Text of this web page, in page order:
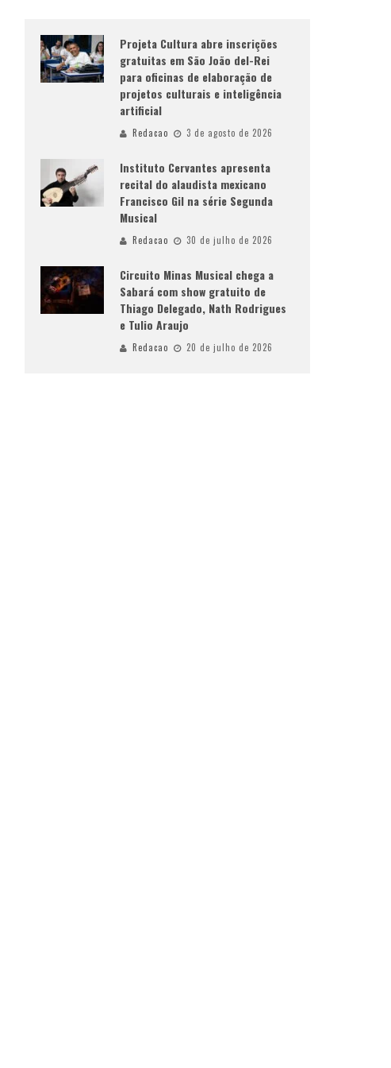
Projeta Cultura abre inscrições
gratuitas em São João del-Rei
para oficinas de elaboração de
projetos culturais e inteligência
artificial
Redacao 3 de agosto de 2026
Instituto Cervantes apresenta
recital do alaudista mexicano
Francisco Gil na série Segunda
Musical
Redacao 30 de julho de 2026
Circuito Minas Musical chega a
Sabará com show gratuito de
Thiago Delegado, Nath Rodrigues
e Tulio Araujo
Redacao 20 de julho de 2026